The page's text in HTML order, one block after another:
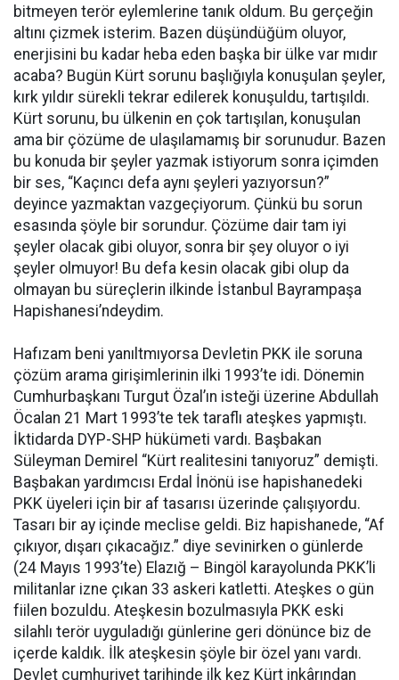
bitmeyen terör eylemlerine tanık oldum. Bu gerçeğin
altını çizmek isterim. Bazen düşündüğüm oluyor,
enerjisini bu kadar heba eden başka bir ülke var mıdır
acaba? Bugün Kürt sorunu başlığıyla konuşulan şeyler,
kırk yıldır sürekli tekrar edilerek konuşuldu, tartışıldı.
Kürt sorunu, bu ülkenin en çok tartışılan, konuşulan
ama bir çözüme de ulaşılamamış bir sorunudur. Bazen
bu konuda bir şeyler yazmak istiyorum sonra içimden
bir ses, “Kaçıncı defa aynı şeyleri yazıyorsun?”
deyince yazmaktan vazgeçiyorum. Çünkü bu sorun
esasında şöyle bir sorundur. Çözüme dair tam iyi
şeyler olacak gibi oluyor, sonra bir şey oluyor o iyi
şeyler olmuyor! Bu defa kesin olacak gibi olup da
olmayan bu süreçlerin ilkinde İstanbul Bayrampaşa
Hapishanesi’ndeydim.
Hafızam beni yanıltmıyorsa Devletin PKK ile soruna
çözüm arama girişimlerinin ilki 1993’te idi. Dönemin
Cumhurbaşkanı Turgut Özal’ın isteği üzerine Abdullah
Öcalan 21 Mart 1993’te tek taraflı ateşkes yapmıştı.
İktidarda DYP-SHP hükümeti vardı. Başbakan
Süleyman Demirel “Kürt realitesini tanıyoruz” demişti.
Başbakan yardımcısı Erdal İnönü ise hapishanedeki
PKK üyeleri için bir af tasarısı üzerinde çalışıyordu.
Tasarı bir ay içinde meclise geldi. Biz hapishanede, “Af
çıkıyor, dışarı çıkacağız.” diye sevinirken o günlerde
(24 Mayıs 1993’te) Elazığ – Bingöl karayolunda PKK’li
militanlar izne çıkan 33 askeri katletti. Ateşkes o gün
fiilen bozuldu. Ateşkesin bozulmasıyla PKK eski
silahlı terör uyguladığı günlerine geri dönünce biz de
içerde kaldık. İlk ateşkesin şöyle bir özel yanı vardı.
Devlet cumhuriyet tarihinde ilk kez Kürt inkârından